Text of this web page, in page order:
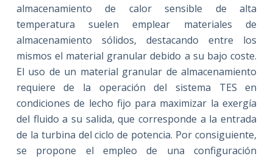
almacenamiento de calor sensible de alta
temperatura suelen emplear materiales de
almacenamiento sólidos, destacando entre los
mismos el material granular debido a su bajo coste.
El uso de un material granular de almacenamiento
requiere de la operación del sistema TES en
condiciones de lecho fijo para maximizar la exergía
del fluido a su salida, que corresponde a la entrada
de la turbina del ciclo de potencia. Por consiguiente,
se propone el empleo de una configuración